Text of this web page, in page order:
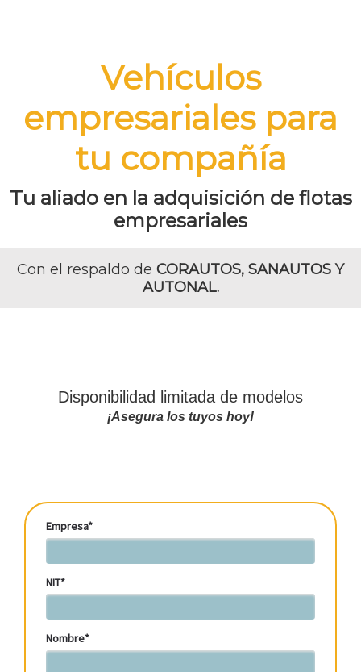
Vehículos
empresariales para
tu compañía
Tu aliado en la adquisición de flotas
empresariales
Con el respaldo de CORAUTOS, SANAUTOS Y
AUTONAL.
Disponibilidad limitada de modelos
¡Asegura los tuyos hoy!
Empresa*
NIT*
Nombre*